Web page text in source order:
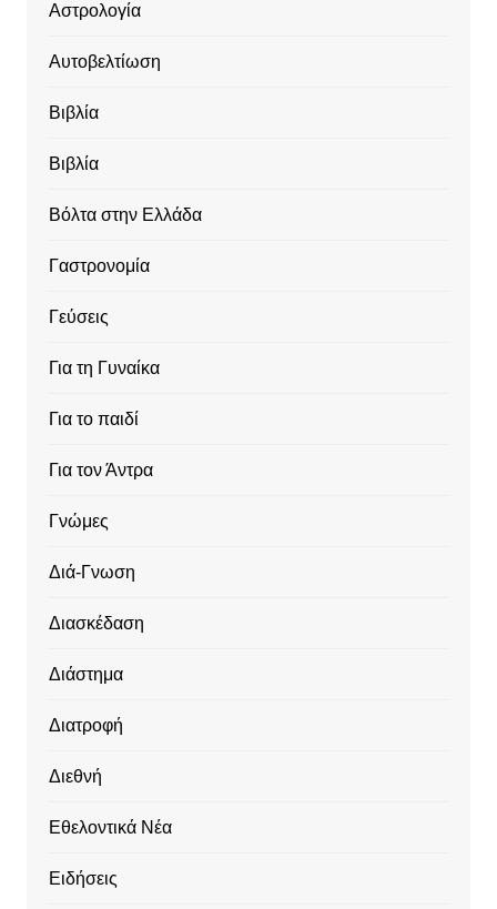
Αστρολογία
Αυτοβελτίωση
Βιβλία
Βιβλία
Βόλτα στην Ελλάδα
Γαστρονομία
Γεύσεις
Για τη Γυναίκα
Για το παιδί
Για τον Άντρα
Γνώμες
Διά-Γνωση
Διασκέδαση
Διάστημα
Διατροφή
Διεθνή
Εθελοντικά Νέα
Ειδήσεις